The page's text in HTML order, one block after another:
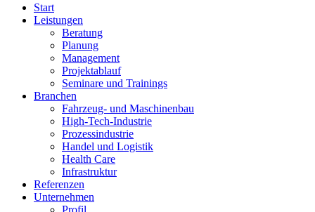
Start
Leistungen
Beratung
Planung
Management
Projektablauf
Seminare und Trainings
Branchen
Fahrzeug- und Maschinenbau
High-Tech-Industrie
Prozessindustrie
Handel und Logistik
Health Care
Infrastruktur
Referenzen
Unternehmen
Profil